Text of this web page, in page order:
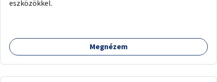
eszközökkel.
Megnézem